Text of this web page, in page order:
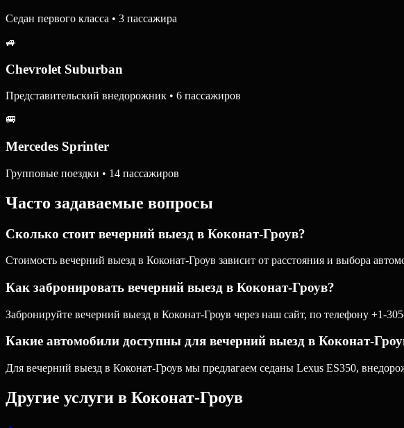
Седан первого класса • 3 пассажира
🚙
Chevrolet Suburban
Представительский внедорожник • 6 пассажиров
🚐
Mercedes Sprinter
Групповые поездки • 14 пассажиров
Часто задаваемые вопросы
Сколько стоит вечерний выезд в Коконат-Гроув?
Стоимость вечерний выезд в Коконат-Гроув зависит от расстояния и выбора
Как забронировать вечерний выезд в Коконат-Гроув?
Забронируйте вечерний выезд в Коконат-Гроув через наш сайт, по телефону +1-
Какие автомобили доступны для вечерний выезд в Коконат-
Для вечерний выезд в Коконат-Гроув мы предлагаем седаны Lexus ES350,
Другие услуги в Коконат-Гроув